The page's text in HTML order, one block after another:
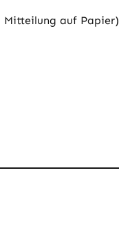
Mitteilung auf Papier)